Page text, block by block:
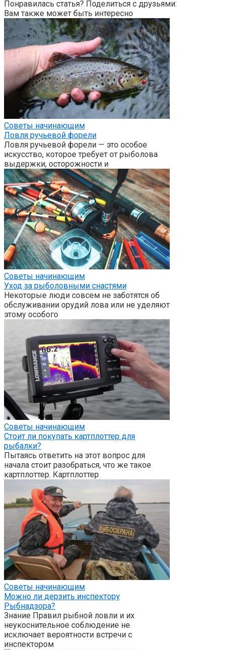
Понравилась статья? Поделиться с друзьями:
Вам также может быть интересно
Советы начинающим
Ловля ручьевой форели
Ловля ручьевой форели — это особое
искусство, которое требует от рыболова
выдержки, осторожности и
Советы начинающим
Уход за рыболовными снастями
Некоторые люди совсем не заботятся об
обслуживании орудий лова или не уделяют
этому особого
Советы начинающим
Стоит ли покупать картплоттер для
рыбалки?
Пытаясь ответить на этот вопрос для
начала стоит разобраться, что же такое
картплоттер. Картплоттер
Советы начинающим
Можно ли дерзить инспектору
Рыбнадзора?
Знание Правил рыбной ловли и их
неукоснительное соблюдение не
исключает вероятности встречи с
инспектором